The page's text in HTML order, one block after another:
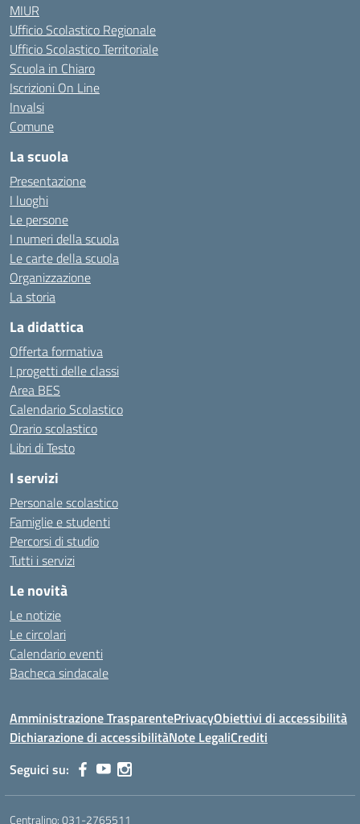
MIUR
Ufficio Scolastico Regionale
Ufficio Scolastico Territoriale
Scuola in Chiaro
Iscrizioni On Line
Invalsi
Comune
La scuola
Presentazione
I luoghi
Le persone
I numeri della scuola
Le carte della scuola
Organizzazione
La storia
La didattica
Offerta formativa
I progetti delle classi
Area BES
Calendario Scolastico
Orario scolastico
Libri di Testo
I servizi
Personale scolastico
Famiglie e studenti
Percorsi di studio
Tutti i servizi
Le novità
Le notizie
Le circolari
Calendario eventi
Bacheca sindacale
Amministrazione TrasparentePrivacyObiettivi di accessibilità
Dichiarazione di accessibilitàNote LegaliCrediti
Seguici su:
Centralino:031-2765511